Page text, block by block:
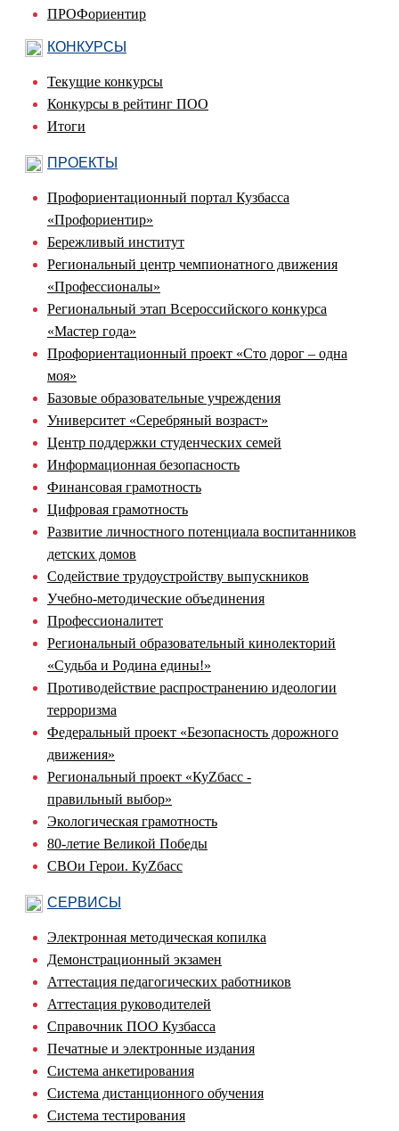
ПРОФориентир
КОНКУРСЫ
Текущие конкурсы
Конкурсы в рейтинг ПОО
Итоги
ПРОЕКТЫ
Профориентационный портал Кузбасса
«Профориентир»
Бережливый институт
Региональный центр чемпионатного движения
«Профессионалы»
Региональный этап Всероссийского конкурса
«Мастер года»
Профориентационный проект «Сто дорог – одна
моя»
Базовые образовательные учреждения
Университет «Серебряный возраст»
Центр поддержки студенческих семей
Информационная безопасность
Финансовая грамотность
Цифровая грамотность
Развитие личностного потенциала воспитанников
детских домов
Содействие трудоустройству выпускников
Учебно-методические объединения
Профессионалитет
Региональный образовательный кинолекторий
«Судьба и Родина едины!»
Противодействие распространению идеологии
терроризма
Федеральный проект «Безопасность дорожного
движения»
Региональный проект «КуZбасс -
правильный выбор»
Экологическая грамотность
80-летие Великой Победы
СВОи Герои. КуZбасс
СЕРВИСЫ
Электронная методическая копилка
Демонстрационный экзамен
Аттестация педагогических работников
Аттестация руководителей
Справочник ПОО Кузбасса
Печатные и электронные издания
Система анкетирования
Система дистанционного обучения
Система тестирования